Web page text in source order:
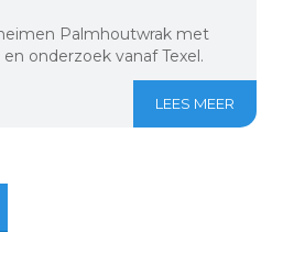
Palmhoutwrak met
onderzoek vanaf Texel.
LEES MEER